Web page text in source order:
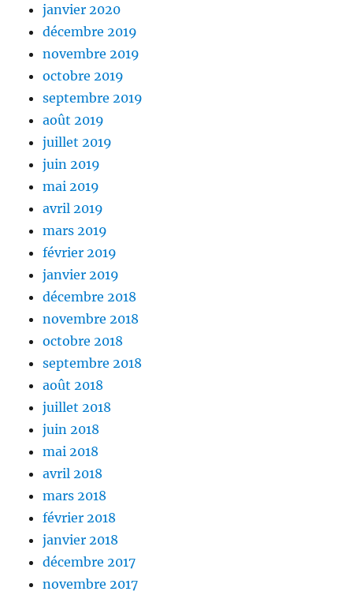
janvier 2020
décembre 2019
novembre 2019
octobre 2019
septembre 2019
août 2019
juillet 2019
juin 2019
mai 2019
avril 2019
mars 2019
février 2019
janvier 2019
décembre 2018
novembre 2018
octobre 2018
septembre 2018
août 2018
juillet 2018
juin 2018
mai 2018
avril 2018
mars 2018
février 2018
janvier 2018
décembre 2017
novembre 2017